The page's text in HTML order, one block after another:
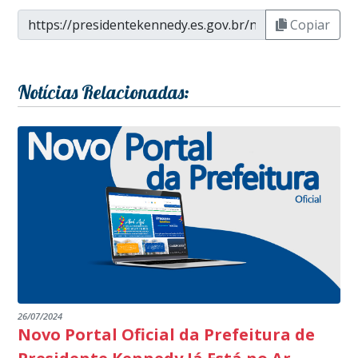
Copiar
Notícias Relacionadas:
26/07/2024
Novo Portal Oficial da Prefeitura de